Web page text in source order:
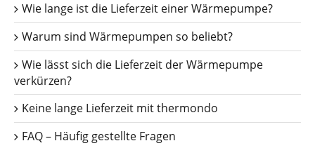
Wie lange ist die Lieferzeit einer Wärmepumpe?
Warum sind Wärmepumpen so beliebt?
Wie lässt sich die Lieferzeit der Wärmepumpe
verkürzen?
Keine lange Lieferzeit mit thermondo
FAQ – Häufig gestellte Fragen